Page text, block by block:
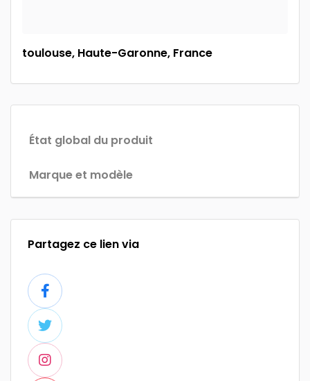
toulouse, Haute-Garonne, France
État global du produit
Marque et modèle
Partagez ce lien via